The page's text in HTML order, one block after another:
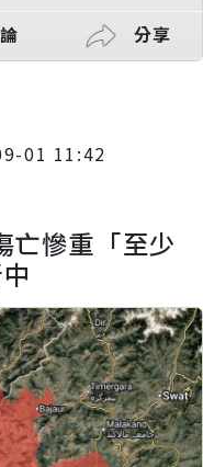
分享
01 11:42
亡慘重「至少